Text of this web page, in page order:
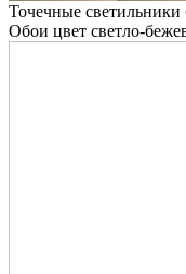
Точечные светильники
Обои цвет светло-